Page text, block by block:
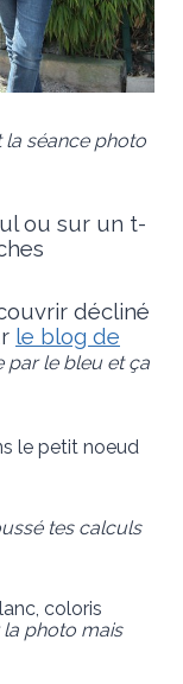
la séance photo
ou sur un t-
décliné
le blog de
par le bleu et ça
le petit noeud
tes calculs
coloris
photo mais